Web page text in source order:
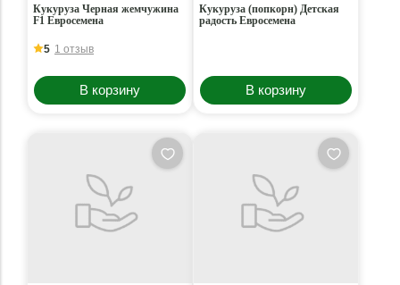
Кукуруза Черная жемчужина
F1 Евросемена
5 1 отзыв
В корзину
Кукуруза (попкорн) Детская
радость Евросемена
В корзину